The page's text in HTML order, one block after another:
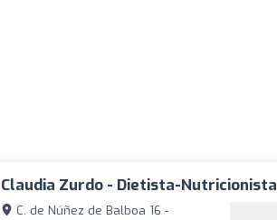
Claudia Zurdo - Dietista-Nutricionista
C. de Núñez de Balboa 16 -